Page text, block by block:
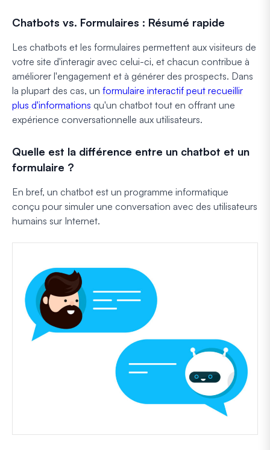
Chatbots vs. Formulaires : Résumé rapide
Les chatbots et les formulaires permettent aux visiteurs de
votre site d'interagir avec celui-ci, et chacun contribue à
améliorer l'engagement et à générer des prospects. Dans
la plupart des cas, un formulaire interactif peut recueillir
plus d'informations qu'un chatbot tout en offrant une
expérience conversationnelle aux utilisateurs.
Quelle est la différence entre un chatbot et un
formulaire ?
En bref, un chatbot est un programme informatique
conçu pour simuler une conversation avec des utilisateurs
humains sur Internet.